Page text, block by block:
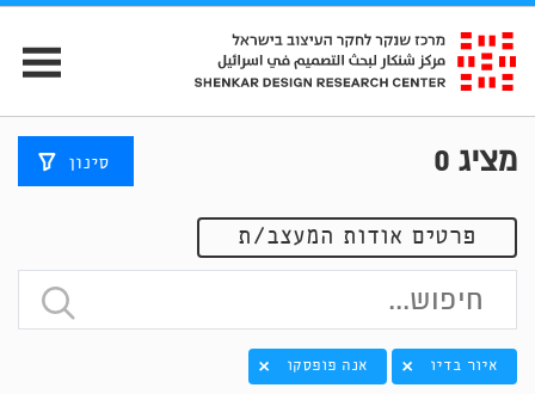
מציג 0 סינון
פרטים אודות המעצב/ת
איור בדיו אנה פופסקו